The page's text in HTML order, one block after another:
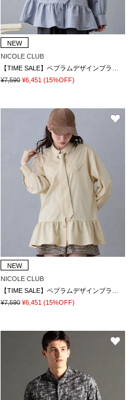
NEW
NICOLE CLUB
¥7,590 ¥6,451 (15%OFF)
NEW
NICOLE CLUB
【TIME SALE】ペプラムデザインブラウス
¥7,590 ¥6,451 (15%OFF)